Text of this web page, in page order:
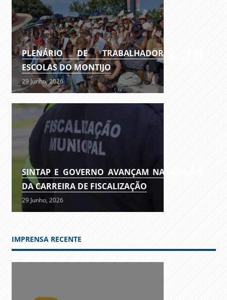
PLENÁRIO DE TRABALHADORES DAS
ESCOLAS DO MONTIJO
29 Junho, 2026
SINTAP E GOVERNO AVANÇAM NA REVISÃO
DA CARREIRA DE FISCALIZAÇÃO
29 Junho, 2026
IMPRENSA RECENTE